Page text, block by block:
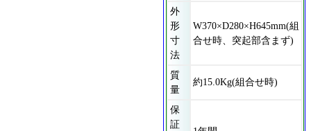
外
形
寸
法
W370×D280×H645mm(組
合せ時、突起部含まず)
質
量
約15.0Kg(組合せ時)
保
証